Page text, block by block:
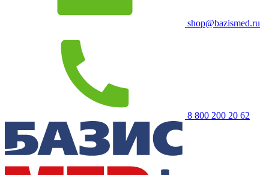
shop@bazismed.ru
8 800 200 20 62